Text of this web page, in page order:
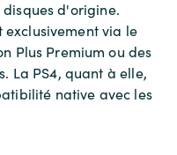
disques d'origine.
exclusivement via le
Plus Premium ou des
La PS4, quant à elle,
native avec les